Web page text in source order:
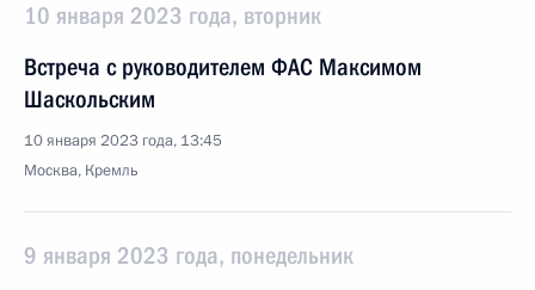
10 января 2023 года, вторник
Встреча с руководителем ФАС Максимом
Шаскольским
10 января 2023 года, 13:45
Москва, Кремль
9 января 2023 года, понедельник